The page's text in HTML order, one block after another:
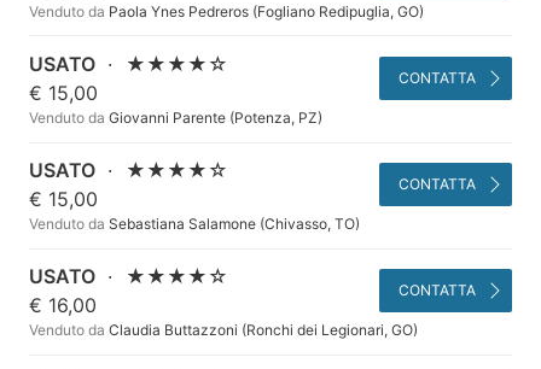
Venduto da Paola Ynes Pedreros (Fogliano Redipuglia, GO)
USATO ·
★★★★☆
€ 15,00
Venduto da Giovanni Parente (Potenza, PZ)
CONTATTA
USATO ·
★★★★☆
€ 15,00
Venduto da Sebastiana Salamone (Chivasso, TO)
CONTATTA
USATO ·
★★★★☆
€ 16,00
Venduto da Claudia Buttazzoni (Ronchi dei Legionari, GO)
CONTATTA